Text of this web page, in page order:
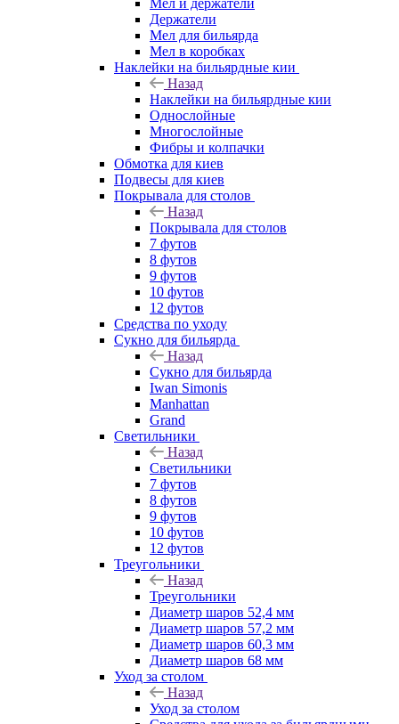
Мел и держатели
Держатели
Мел для бильярда
Мел в коробках
Наклейки на бильярдные кии
Назад
Наклейки на бильярдные кии
Однослойные
Многослойные
Фибры и колпачки
Обмотка для киев
Подвесы для киев
Покрывала для столов
Назад
Покрывала для столов
7 футов
8 футов
9 футов
10 футов
12 футов
Средства по уходу
Сукно для бильярда
Назад
Сукно для бильярда
Iwan Simonis
Manhattan
Grand
Светильники
Назад
Светильники
7 футов
8 футов
9 футов
10 футов
12 футов
Треугольники
Назад
Треугольники
Диаметр шаров 52,4 мм
Диаметр шаров 57,2 мм
Диаметр шаров 60,3 мм
Диаметр шаров 68 мм
Уход за столом
Назад
Уход за столом